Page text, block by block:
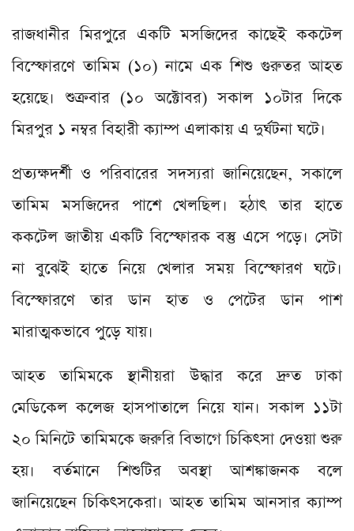
রাজধানীর মিরপুরে একটি মসজিদের কাছেই ককটেল
বিস্ফোরণে তামিম (১০) নামে এক শিশু গুরুতর আহত
হয়েছে। শুক্রবার (১০ অক্টোবর) সকাল ১০টার দিকে
মিরপুর ১ নম্বর বিহারী ক্যাম্প এলাকায় এ দুর্ঘটনা ঘটে।
প্রত্যক্ষদর্শী ও পরিবারের সদস্যরা জানিয়েছেন, সকালে
তামিম মসজিদের পাশে খেলছিল। হঠাৎ তার হাতে
ককটেল জাতীয় একটি বিস্ফোরক বস্তু এসে পড়ে। সেটা
না বুঝেই হাতে নিয়ে খেলার সময় বিস্ফোরণ ঘটে।
বিস্ফোরণে তার ডান হাত ও পেটের ডান পাশ
মারাত্মকভাবে পুড়ে যায়।
আহত তামিমকে স্থানীয়রা উদ্ধার করে দ্রুত ঢাকা
মেডিকেল কলেজ হাসপাতালে নিয়ে যান। সকাল ১১টা
২০ মিনিটে তামিমকে জরুরি বিভাগে চিকিৎসা দেওয়া শুরু
হয়। বর্তমানে শিশুটির অবস্থা আশঙ্কাজনক বলে
জানিয়েছেন চিকিৎসকেরা। আহত তামিম আনসার ক্যাম্প